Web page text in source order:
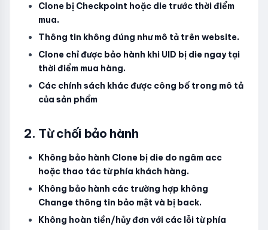
Clone bị Checkpoint hoặc die trước thời điểm
mua.
Thông tin không đúng như mô tả trên website.
Clone chỉ được bảo hành khi UID bị die ngay tại
thời điểm mua hàng.
Các chính sách khác được công bố trong mô tả
của sản phẩm
2. Từ chối bảo hành
Không bảo hành Clone bị die do ngâm acc
hoặc thao tác từ phía khách hàng.
Không bảo hành các trường hợp không
Change thông tin bảo mật và bị back.
Không hoàn tiền/hủy đơn với các lỗi từ phía